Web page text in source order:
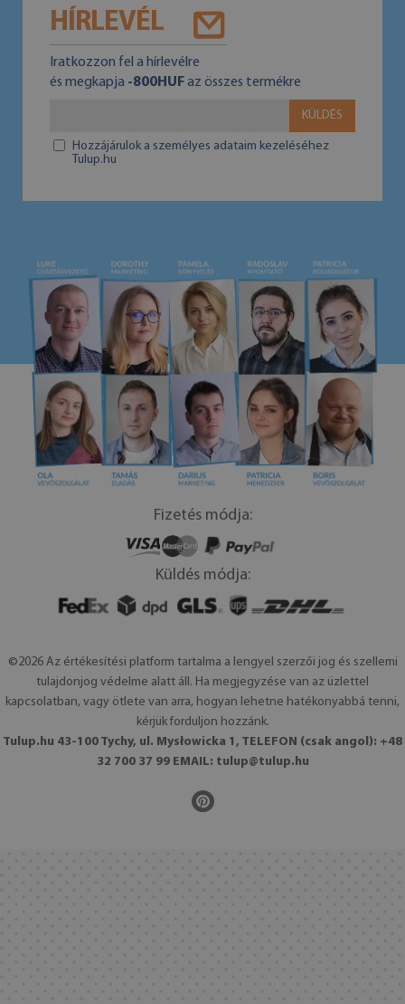
HÍRLEVÉL
Iratkozzon fel a hírlevélre
és megkapja -800HUFaz összes termékre
KÜLDÉS
Hozzájárulok a személyes adataim kezeléséhez
Tulup.hu
Fizetés módja:
Küldés módja:
©2026 Az értékesítési platform tartalma a lengyel szerzői jog és szellemi
tulajdonjog védelme alatt áll. Ha megjegyzése van az üzlettel
kapcsolatban, vagy ötlete van arra, hogyan lehetne hatékonyabbá tenni,
kérjük forduljon hozzánk.
Tulup.hu 43-100 Tychy, ul. Mysłowicka 1, TELEFON (csak angol): +48
32 700 37 99 EMAIL: tulup@tulup.hu